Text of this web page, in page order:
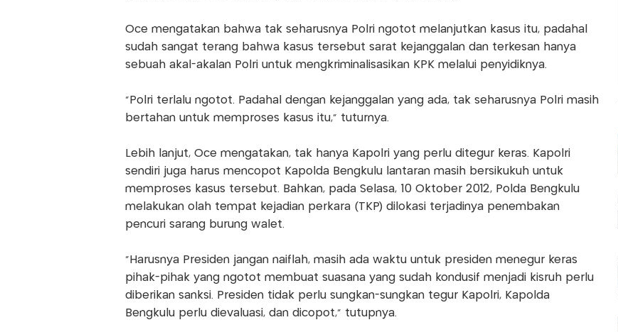
Oce mengatakan bahwa tak seharusnya Polri ngotot melanjutkan kasus itu, padahal
sudah sangat terang bahwa kasus tersebut sarat kejanggalan dan terkesan hanya
sebuah akal-akalan Polri untuk mengkriminalisasikan KPK melalui penyidiknya.
"Polri terlalu ngotot. Padahal dengan kejanggalan yang ada, tak seharusnya Polri masih
bertahan untuk memproses kasus itu," tuturnya.
Lebih lanjut, Oce mengatakan, tak hanya Kapolri yang perlu ditegur keras. Kapolri
sendiri juga harus mencopot Kapolda Bengkulu lantaran masih bersikukuh untuk
memproses kasus tersebut. Bahkan, pada Selasa, 10 Oktober 2012, Polda Bengkulu
melakukan olah tempat kejadian perkara (TKP) dilokasi terjadinya penembakan
pencuri sarang burung walet.
"Harusnya Presiden jangan naiflah, masih ada waktu untuk presiden menegur keras
pihak-pihak yang ngotot membuat suasana yang sudah kondusif menjadi kisruh perlu
diberikan sanksi. Presiden tidak perlu sungkan-sungkan tegur Kapolri, Kapolda
Bengkulu perlu dievaluasi, dan dicopot," tutupnya.